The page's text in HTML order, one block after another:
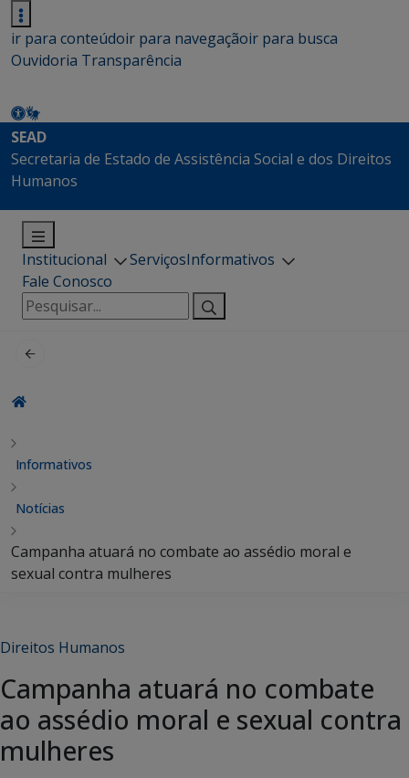
ir para conteúdoir para navegaçãoir para busca
Ouvidoria Transparência
SEAD
Secretaria de Estado de Assistência Social e dos Direitos
Humanos
Institucional ServiçosInformativos
Fale Conosco
Pesquisar
por:
Informativos
Notícias
Campanha atuará no combate ao assédio moral e
sexual contra mulheres
Direitos Humanos
Campanha atuará no combate
ao assédio moral e sexual contra
mulheres